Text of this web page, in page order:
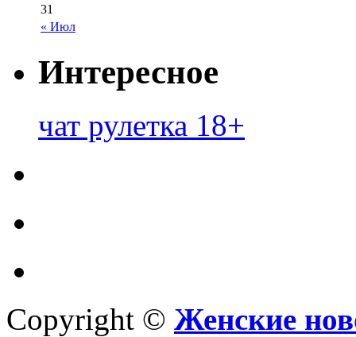
« Июл
31
Интересное
чат рулетка 18+
Copyright © Женские